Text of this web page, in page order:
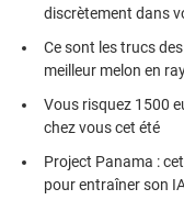
discrètement dans
Ce sont les trucs
meilleur melon en
Vous risquez 1500
chez vous cet été
Project Panama :
pour entraîner son